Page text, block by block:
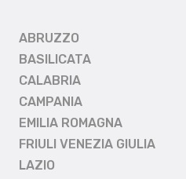
ABRUZZO
BASILICATA
CALABRIA
CAMPANIA
EMILIA ROMAGNA
FRIULI VENEZIA GIULIA
LAZIO